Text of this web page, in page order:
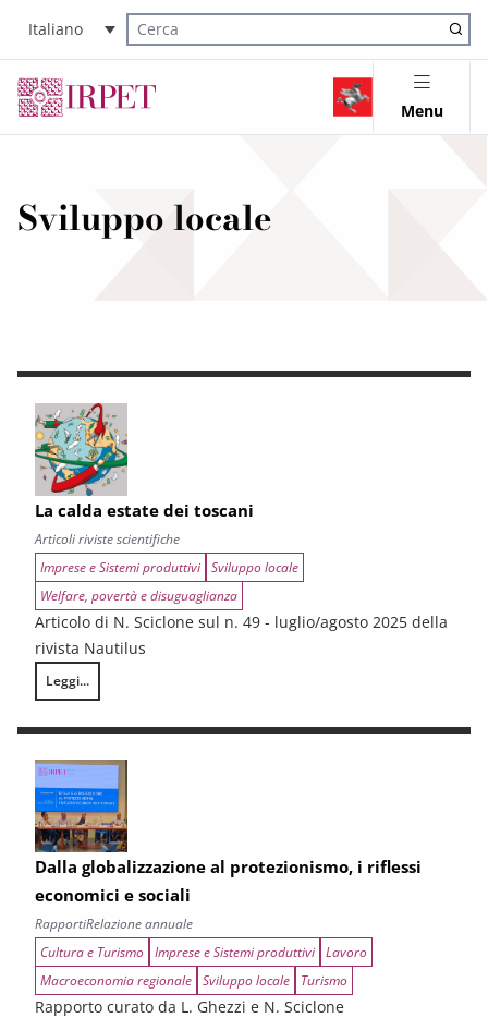
Italiano
Cerca nel sito
Menu
Sviluppo locale
La calda estate dei toscani
Articoli riviste scientifiche
Imprese e Sistemi produttivi Sviluppo locale
Welfare, povertà e disuguaglianza
Articolo di N. Sciclone sul n. 49 - luglio/agosto 2025 della
rivista Nautilus
Leggi...
La calda estate dei toscani
Dalla globalizzazione al protezionismo, i riflessi
economici e sociali
RapportiRelazione annuale
Cultura e Turismo Imprese e Sistemi produttivi Lavoro
Macroeconomia regionale Sviluppo locale Turismo
Rapporto curato da L. Ghezzi e N. Sciclone